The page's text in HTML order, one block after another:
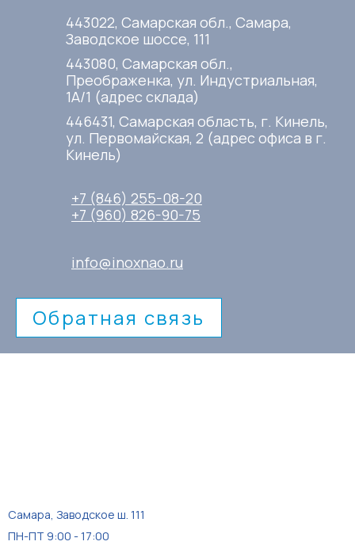
443022, Самарская обл., Самара,
Заводское шоссе, 111
443080, Самарская обл.,
Преображенка, ул. Индустриальная,
1А/1 (адрес склада)
446431, Самарская область, г. Кинель,
ул. Первомайская, 2 (адрес офиса в г.
Кинель)
+7 (846) 255-08-20
+7 (960) 826-90-75
info@inoxnao.ru
Обратная связь
Самара, Заводское ш. 111
ПН-ПТ 9:00 - 17:00